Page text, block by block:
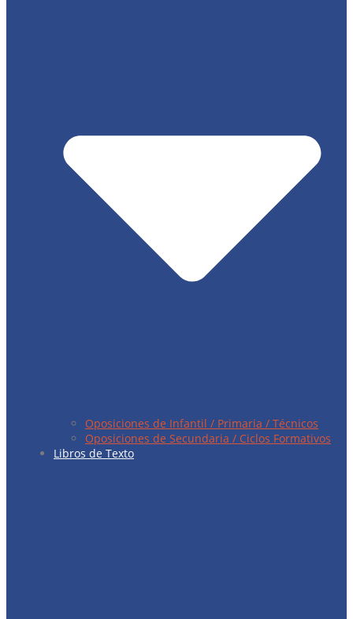
Oposiciones de Infantil / Primaria / Técnicos
Oposiciones de Secundaria / Ciclos Formativos
Libros de Texto